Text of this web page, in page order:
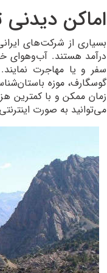
اماکن
بسیاری از شرکت‌های
درآمد هستند. آب‌وهوای
سفر و یا مهاجرت
گوسگارف، موزه
زمان ممکن و با کمترین
می‌توانید به صورت